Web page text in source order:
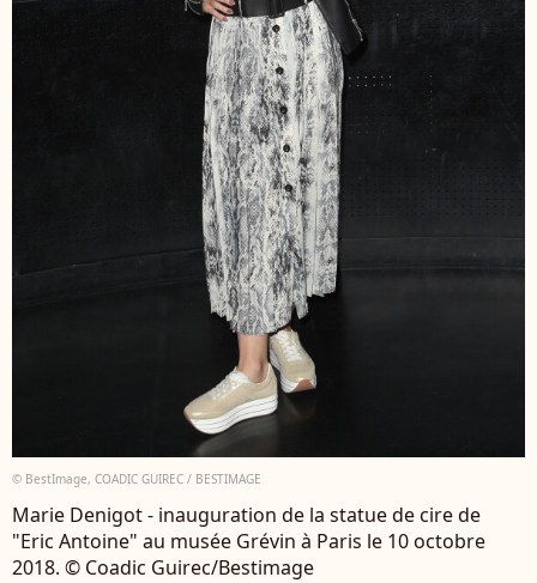
© BestImage, COADIC GUIREC / BESTIMAGE
Marie Denigot - inauguration de la statue de cire de
"Eric Antoine" au musée Grévin à Paris le 10 octobre
2018. © Coadic Guirec/Bestimage